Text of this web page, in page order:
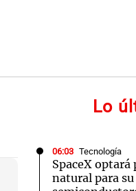
Lo
06:03 Tecnología
SpaceX optará
natural para